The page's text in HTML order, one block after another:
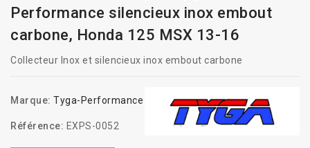
Performance silencieux inox embout
carbone, Honda 125 MSX 13-16
Collecteur Inox et silencieux inox embout carbone
Marque: Tyga-Performance
Référence: EXPS-0052